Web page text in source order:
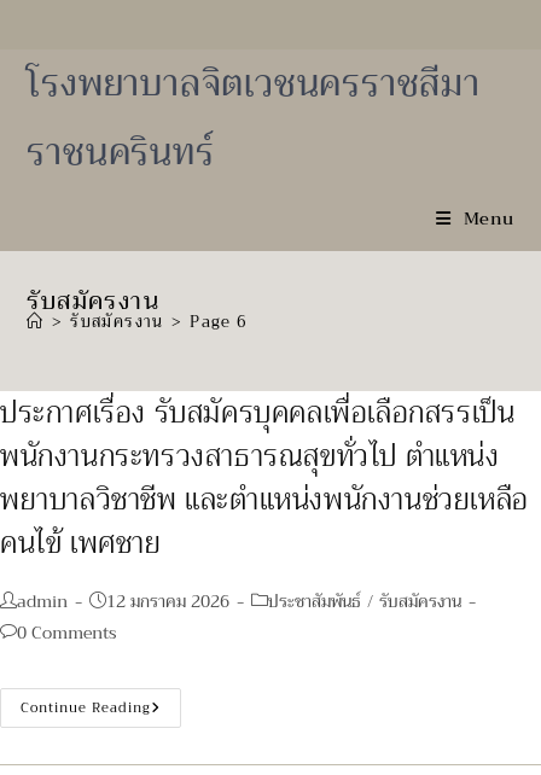
contentโรงพยาบาลจิตเวชนครราชสีมา
ราชนครินทร์
Menu
รับสมัครงาน
> รับสมัครงาน > Page 6
ประกาศเรื่อง รับสมัครบุคคลเพื่อเลือกสรรเป็น
พนักงานกระทรวงสาธารณสุขทั่วไป ตำแหน่ง
พยาบาลวิชาชีพ และตำแหน่งพนักงานช่วยเหลือ
คนไข้ เพศชาย
Post
author:
admin
Post
published:
12 มกราคม 2026
Postประชาสัมพันธ์ / รับสมัครงาน
Post0 Comments
Continue Readingประกาศ
เรื่อง
สมัคร